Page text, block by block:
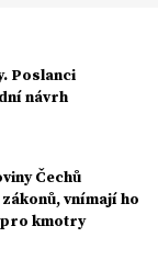
Poslanci
návrh
Čechů
vnímají ho
pro kmotry